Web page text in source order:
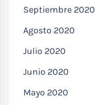
Septiembre 2020
Agosto 2020
Julio 2020
Junio 2020
Mayo 2020